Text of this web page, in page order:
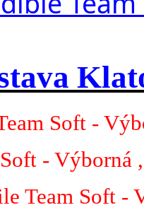
Soft -
- Výborná
Team Soft -